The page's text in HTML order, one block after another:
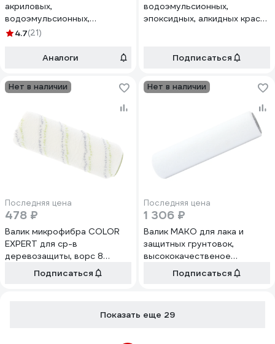
акриловых,
водоэмульсионных,
фасадных красок, грунтовок,
D8мм 251 48 824
4.7(21)
Аналоги
водоэмульсионных,
эпоксидных, алкидных красок
Подписаться
Нет в наличии
Последняя цена
478 ₽
Валик микрофибра COLOR
EXPERT для ср-в
деревозащиты, ворс 8
мм,под бюгель 8мм, белый
(18см) 84551899
Подписаться
Нет в наличии
Последняя цена
1 306 ₽
Валик MAKO для лака и
защитных грунтовок,
высококачественое
текстильное волокно,
высота ворса 5 мм 948525
Подписаться
Показать еще 29